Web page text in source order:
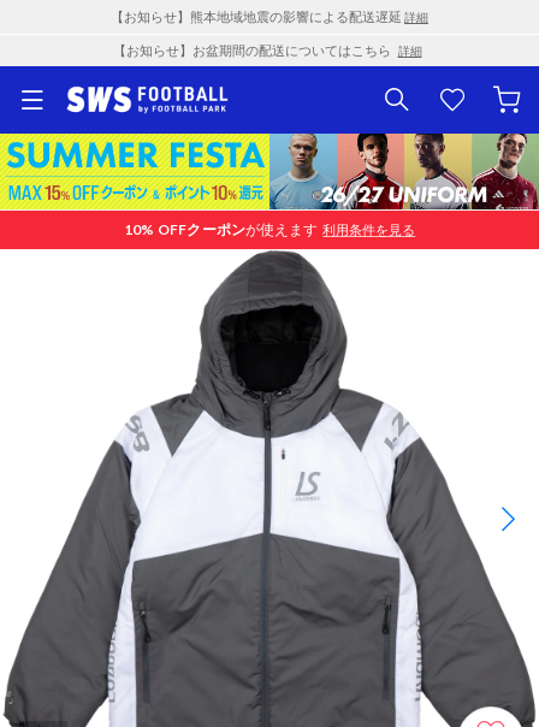
【お知らせ】熊本地域地震の影響による配送遅延 詳細
【お知らせ】お盆期間の配送についてはこちら 詳細
10% OFFクーポンが使えます 利用条件を見る